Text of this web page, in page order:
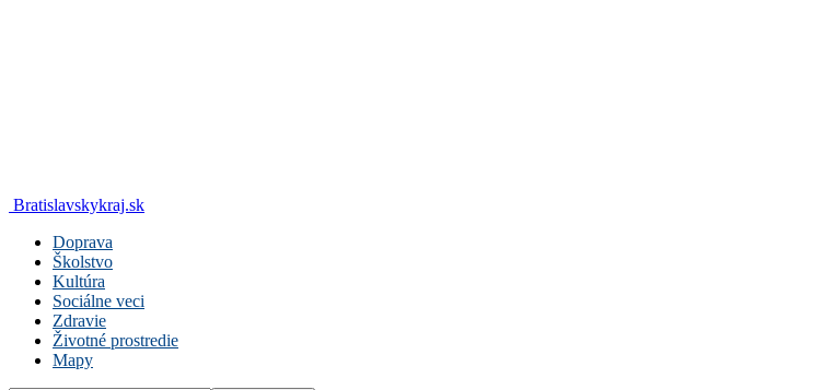
Bratislavskykraj.sk
Doprava
Školstvo
Kultúra
Sociálne veci
Zdravie
Životné prostredie
Mapy